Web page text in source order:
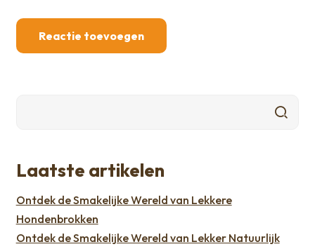
Laatste artikelen
Ontdek de Smakelijke Wereld van Lekkere
Hondenbrokken
Ontdek de Smakelijke Wereld van Lekker Natuurlijk